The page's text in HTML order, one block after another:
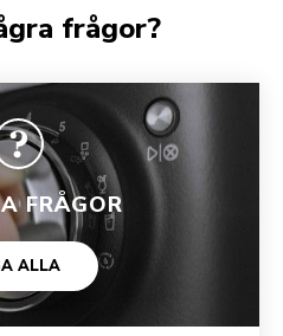
frågor?
FRÅGOR
ALLA